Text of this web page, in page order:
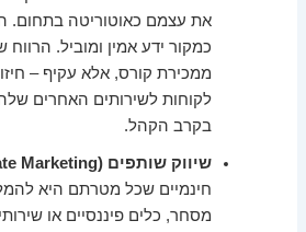
את עצמם כאוטוריטה בתחום.
כמקור ידע אמין ומוביל.
ממכירת קורס, אלא עקיף –
לקוחות לשירותים האחרים
בקרב הקהל.
שיווק שותפים (Affiliate Marketing):
חינמיים שכל מטרתם היא
מסחר, כלים פיננסיים או